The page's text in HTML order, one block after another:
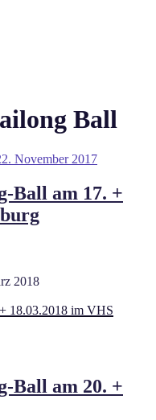
Ball
November 2017
Ball am 17. +
2018
18.03.2018 im VHS
Ball am 20. +